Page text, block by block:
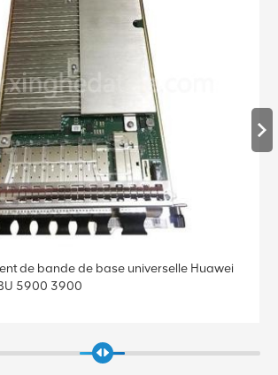
de bande de base universelle Huawei
5900 3900